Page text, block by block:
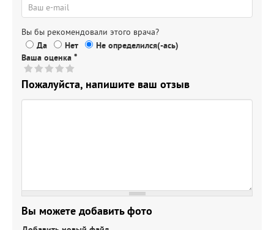
Вы бы рекомендовали этого врача?
Да
Нет
Не определился(-ась)
Ваша оценка *
Пожалуйста, напишите ваш отзыв
Вы можете добавить фото